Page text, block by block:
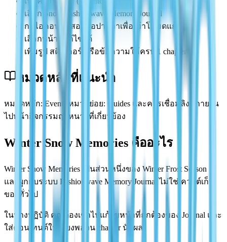
เลือก Snow Fashionwave Memory Journal
กดไอคอนดินสอหรือปากกาเพื่อเข้าโหมดแก้ไข
เลือกหน้าที่แก้ไขได้
เพิ่มรูป สติกเกอร์ หรือข้อความให้ครบ 1 chapter
หมวดหลักที่แนะนำ
หมวดหลัก: Events หมวดย่อย: Guides และควรเชื่อมลิงก์ภายใน
ไปหน้ากิจกรรมฤดูหนาวที่เกี่ยวข้อง
Winter Snow Memories คืออะไร
Winter Snow Memories เป็นส่วนหนึ่งของ Winter Frost Season
และผูกกับระบบ Fashionwave Memory Journal ไม่ใช่เควสต์เก็บ
ของทั่วไป
ในทางปฏิบัติ คุณต้องเข้าไปแก้ไขหน้าที่ถูกต้องของ Journal และ
ใส่คอนเทนต์ให้เพียงพอจน chapter นับผล